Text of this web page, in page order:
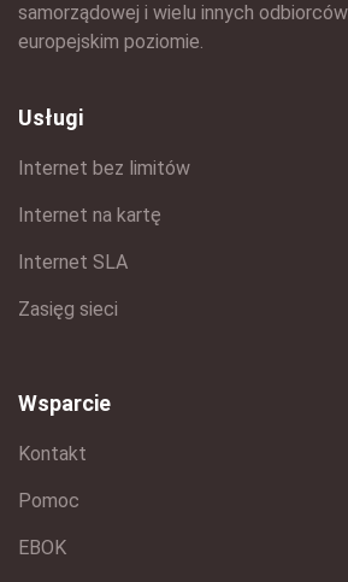
samorządowej i wielu innych
europejskim poziomie.
Usługi
Internet bez limitów
Internet na kartę
Internet SLA
Zasięg sieci
Wsparcie
Kontakt
Pomoc
EBOK